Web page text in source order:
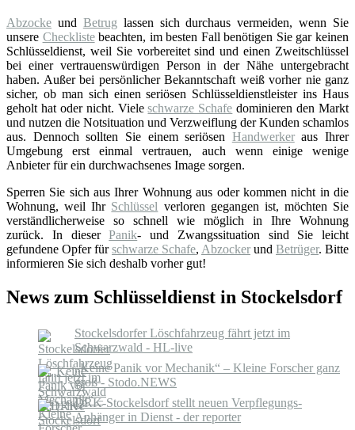
Abzocke und Betrug lassen sich durchaus vermeiden, wenn Sie
unsere Checklistebeachten, im besten Fall benötigen Sie gar keinen
Schlüsseldienst, weil Sie vorbereitet sind und einen Zweitschlüssel
bei einer vertrauenswürdigen Person in der Nähe untergebracht
haben. Außer bei persönlicher Bekanntschaft weiß vorher nie ganz
sicher, ob man sich einen seriösen Schlüsseldienstleister ins Haus
geholt hat oder nicht. Vieleschwarze Schafe dominieren den Markt
und nutzen die Notsituation und Verzweiflung der Kunden schamlos
aus. Dennoch sollten Sie einem seriösen Handwerkeraus Ihrer
Umgebung erst einmal vertrauen, auch wenn einige wenige
Anbieter für ein durchwachsenes Image sorgen.
Sperren Sie sich aus Ihrer Wohnung aus oder kommen nicht in die
Wohnung, weil Ihr Schlüssel verloren gegangen ist, möchten Sie
verständlicherweise so schnell wie möglich in Ihre Wohnung
zurück. In dieserPanik- und Zwangssituation sind Sie leicht
gefundene Opfer fürschwarze Schafe, Abzocker und Betrüger. Bitte
informieren Sie sich deshalb vorher gut!
News zum Schlüsseldienst in Stockelsdorf
Stockelsdorfer Löschfahrzeug fährt jetzt im
Schwarzwald - HL-live
„Keine Panik vor Mechanik“ – Kleine Forscher ganz
groß - Stodo.NEWS
DRK-Stockelsdorf stellt neuen Verpflegungs-
Anhänger in Dienst - der reporter